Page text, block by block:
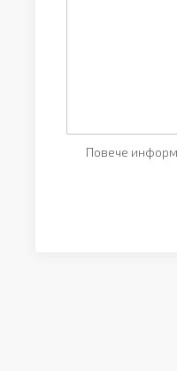
Повече